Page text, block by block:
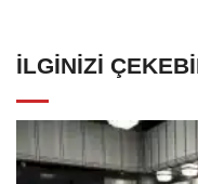
İLGINIZI